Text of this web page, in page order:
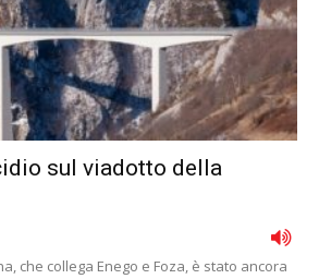
sul viadotto della
che collega Enego e Foza, è stato ancora